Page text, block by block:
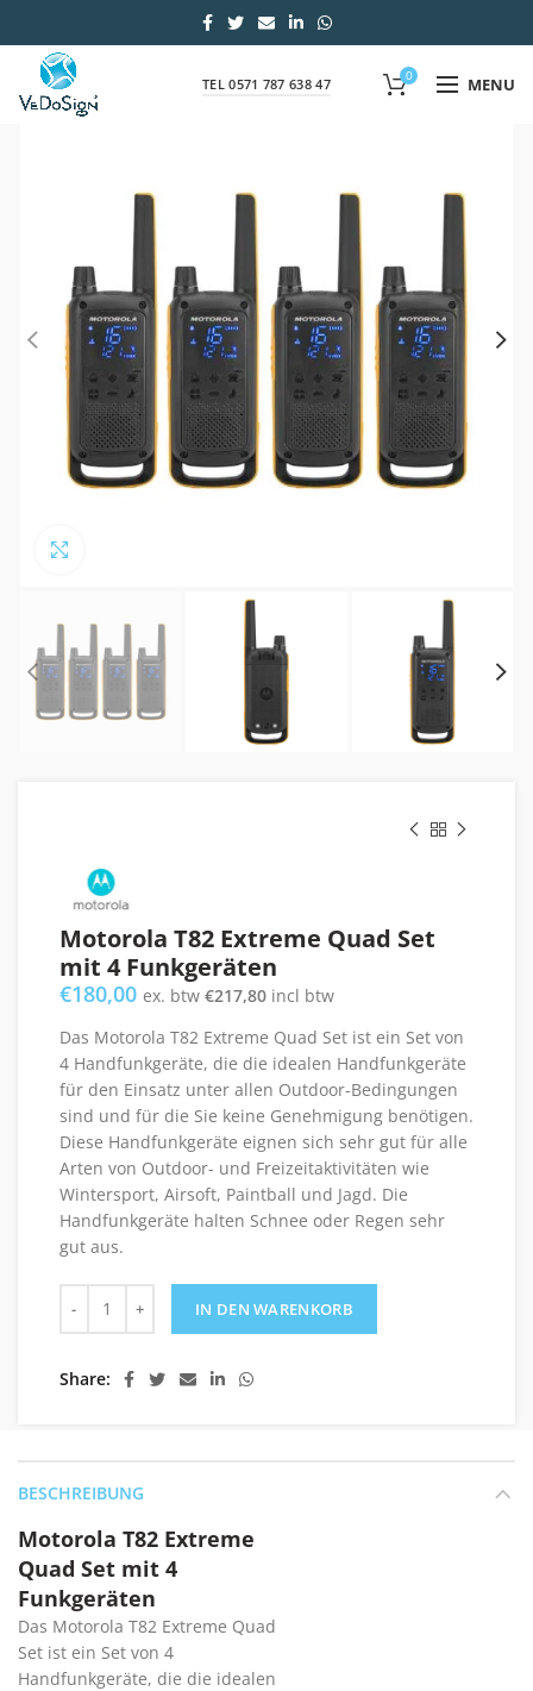
TEL 0571 787 638 47
0 MENU
Motorola T82 Extreme Quad Set
mit 4 Funkgeräten
€180,00 ex. btw €217,80 incl btw
Das Motorola T82 Extreme Quad Set ist ein Set von
4 Handfunkgeräte, die die idealen Handfunkgeräte
für den Einsatz unter allen Outdoor-Bedingungen
sind und für die Sie keine Genehmigung benötigen.
Diese Handfunkgeräte eignen sich sehr gut für alle
Arten von Outdoor- und Freizeitaktivitäten wie
Wintersport, Airsoft, Paintball und Jagd. Die
Handfunkgeräte halten Schnee oder Regen sehr
gut aus.
IN DEN WARENKORB
Share
BESCHREIBUNG
Motorola T82 Extreme
Quad Set mit 4
Funkgeräten
Das Motorola T82 Extreme Quad
Set ist ein Set von 4
Handfunkgeräte, die die idealen